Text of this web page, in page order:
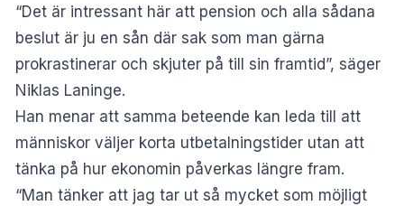
“Det är intressant här att pension och alla sådana
beslut är ju en sån där sak som man gärna
prokrastinerar och skjuter på till sin framtid”, säger
Niklas Laninge.
Han menar att samma beteende kan leda till att
människor väljer korta utbetalningstider utan att
tänka på hur ekonomin påverkas längre fram.
“Man tänker att jag tar ut så mycket som möjligt